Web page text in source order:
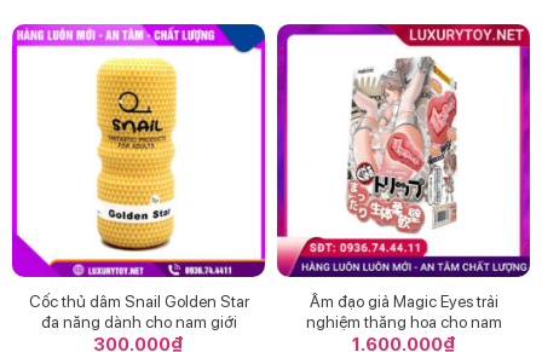
Cốc thủ dâm Snail Golden Star
đa năng dành cho nam giới
300.000₫
Âm đạo giả Magic Eyes trải
nghiệm thăng hoa cho nam
1.600.000₫